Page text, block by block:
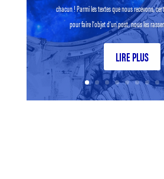
chacun ! Parmi les textes que nous recevons,
pour faire l’objet d’un post, nous les
LIRE PLUS